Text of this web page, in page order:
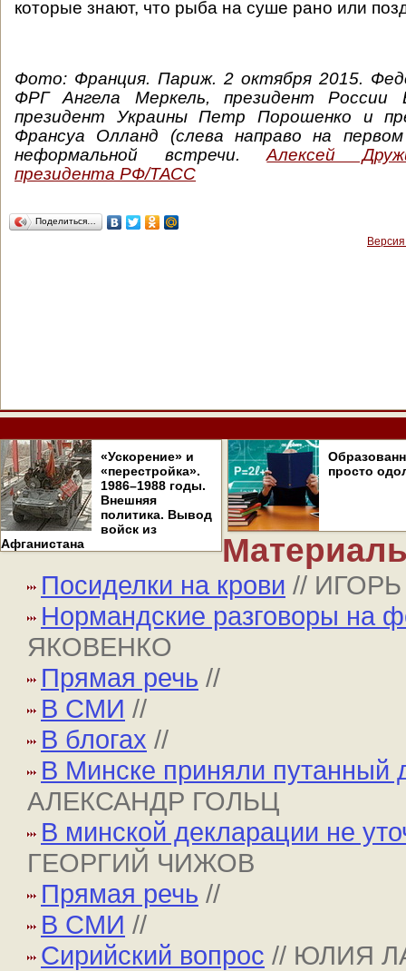
которые знают, что рыба на суше рано или
Фото: Франция. Париж. 2 октября 2015.
ФРГ Ангела Меркель, президент России
президент Украины Петр Порошенко и
Франсуа Олланд (слева направо на
неформальной встречи.Алексей
президента РФ/ТАСС
Поделиться…
«Ускорение» и
«перестройка».
1986–1988 годы.
Внешняя
политика. Вывод
войск из
Афганистана
просто
Посиделки на крови //
Нормандские разговоры на
ЯКОВЕНКО
Прямая речь //
В СМИ //
В блогах //
В Минске приняли путанный
АЛЕКСАНДР ГОЛЬЦ
В минской декларации не
ГЕОРГИЙ ЧИЖОВ
Прямая речь //
В СМИ //
Сирийский вопрос // ЮЛИЯ